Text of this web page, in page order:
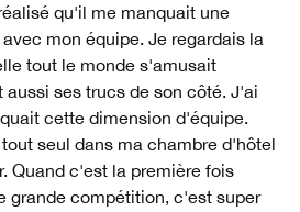
qu'il me manquait une
mon équipe. Je regardais la
tout le monde s'amusait
ses trucs de son côté. J'ai
cette dimension d'équipe.
seul dans ma chambre d'hôtel
Quand c'est la première fois
grande compétition, c'est super